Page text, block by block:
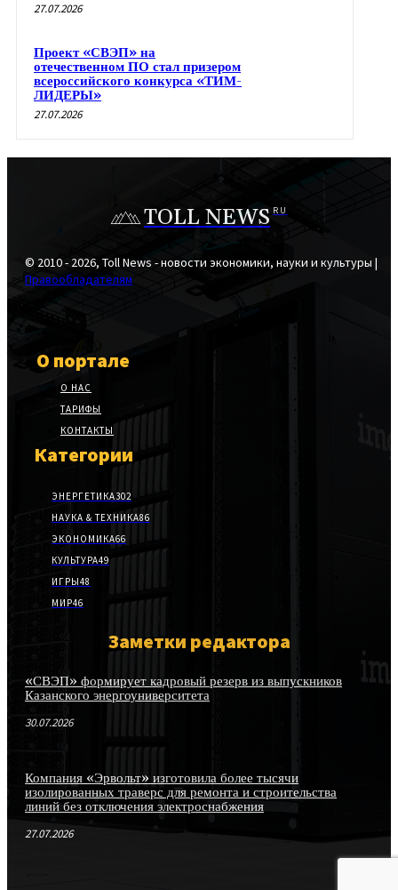
27.07.2026
Проект «СВЭП» на
отечественном ПО стал призером
всероссийского конкурса «ТИМ-
ЛИДЕРЫ»
27.07.2026
TOLL NEWS RU
© 2010 - 2026, Toll News - новости экономики, науки и культуры |
Правообладателям
О портале
О НАС
ТАРИФЫ
КОНТАКТЫ
Категории
ЭНЕРГЕТИКА302
НАУКА & ТЕХНИКА86
ЭКОНОМИКА66
КУЛЬТУРА49
ИГРЫ48
МИР46
Заметки редактора
«СВЭП» формирует кадровый резерв из выпускников
Казанского энергоуниверситета
30.07.2026
Компания «Эрвольт» изготовила более тысячи
изолированных траверс для ремонта и строительства
линий без отключения электроснабжения
27.07.2026